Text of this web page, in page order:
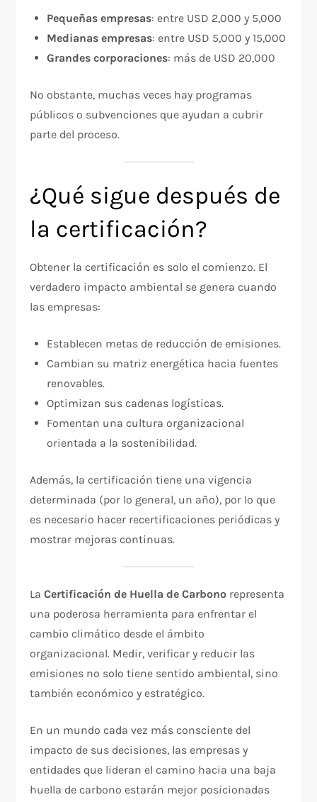
Pequeñas empresas: entre USD 2,000 y 5,000
Medianas empresas: entre USD 5,000 y 15,000
Grandes corporaciones: más de USD 20,000
No obstante, muchas veces hay programas
públicos o subvenciones que ayudan a cubrir
parte del proceso.
¿Qué sigue después de
la certificación?
Obtener la certificación es solo el comienzo. El
verdadero impacto ambiental se genera cuando
las empresas:
Establecen metas de reducción de emisiones.
Cambian su matriz energética hacia fuentes
renovables.
Optimizan sus cadenas logísticas.
Fomentan una cultura organizacional
orientada a la sostenibilidad.
Además, la certificación tiene una vigencia
determinada (por lo general, un año), por lo que
es necesario hacer recertificaciones periódicas y
mostrar mejoras continuas.
LaCertificación de Huella de Carbono representa
una poderosa herramienta para enfrentar el
cambio climático desde el ámbito
organizacional. Medir, verificar y reducir las
emisiones no solo tiene sentido ambiental, sino
también económico y estratégico.
En un mundo cada vez más consciente del
impacto de sus decisiones, las empresas y
entidades que lideran el camino hacia una baja
huella de carbono estarán mejor posicionadas